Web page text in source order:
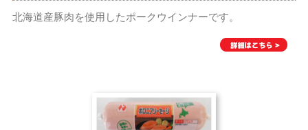
北海道産豚肉を使用したポークウインナーです。